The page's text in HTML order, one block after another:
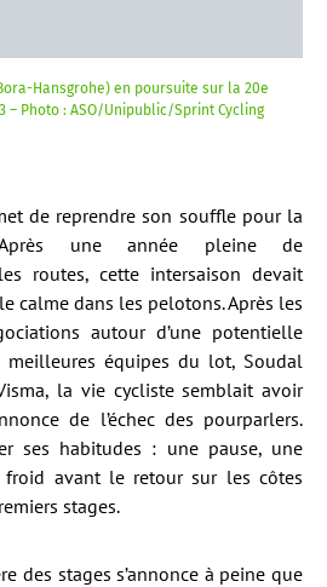
Hansgrohe) en poursuite sur la 20e
– Photo : ASO/Unipublic/Sprint Cycling
de reprendre son souffle pour la
Après une année pleine de
routes, cette intersaison devait
calme dans les pelotons. Après les
autour d’une potentielle
équipes du lot, Soudal
la vie cycliste semblait avoir
de l’échec des pourparlers.
ses habitudes : une pause, une
avant le retour sur les côtes
stages.
des stages s’annonce à peine que